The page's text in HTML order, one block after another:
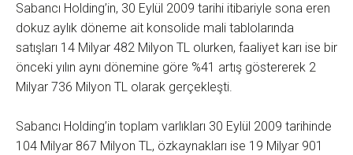
Sabancı Holding’in, 30 Eylül 2009 tarihi itibariyle sona eren
dokuz aylık döneme ait konsolide mali tablolarında
satışları 14 Milyar 482 Milyon TL olurken, faaliyet karı ise bir
önceki yılın aynı dönemine göre %41 artış göstererek 2
Milyar 736 Milyon TL olarak gerçekleşti.
Sabancı Holding’in toplam varlıkları 30 Eylül 2009 tarihinde
104 Milyar 867 Milyon TL, özkaynakları ise 19 Milyar 901